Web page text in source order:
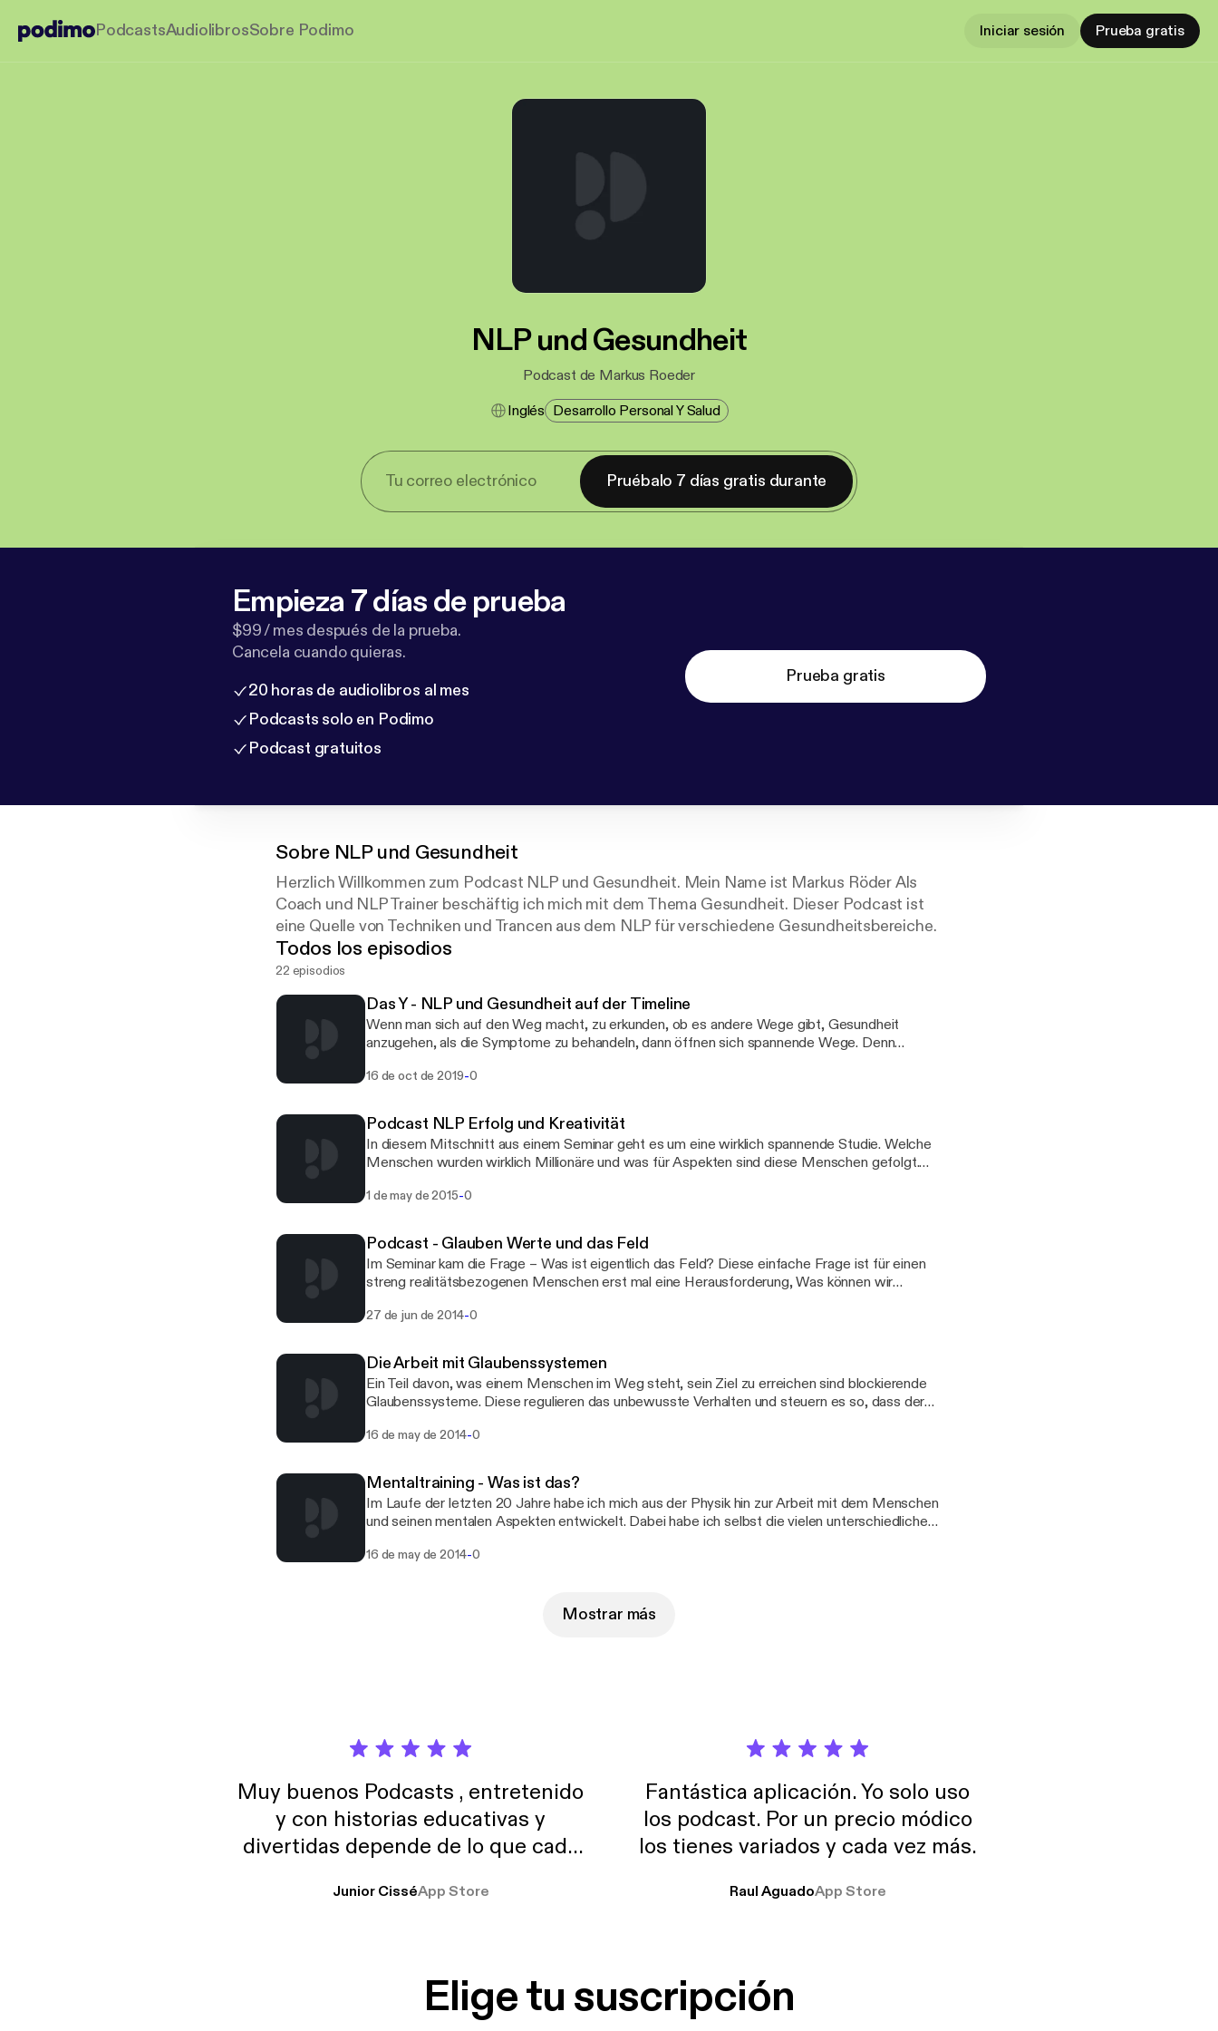
PodcastsAudiolibrosSobre Podimo Iniciar sesión Prueba gratis
NLP und Gesundheit
Podcast de Markus Roeder
Inglés Desarrollo Personal Y Salud
Pruébalo 7 días gratis durante
Empieza 7 días de prueba
$99 / mes después de la prueba.
Cancela cuando quieras.
20 horas de audiolibros al mes
Podcasts solo en Podimo
Podcast gratuitos
Prueba gratis
Sobre NLP und Gesundheit
Herzlich Willkommen zum Podcast NLP und Gesundheit. Mein Name ist Markus Röder Als
Coach und NLP Trainer beschäftig ich mich mit dem Thema Gesundheit. Dieser Podcast ist
eine Quelle von Techniken und Trancen aus dem NLP für verschiedene Gesundheitsbereiche.
Todos los episodios
22 episodios
Das Y - NLP und Gesundheit auf der Timeline
Wenn man sich auf den Weg macht, zu erkunden, ob es andere Wege gibt, Gesundheit
anzugehen, als die Symptome zu behandeln, dann öffnen sich spannende Wege. Denn
Ereignisse und Glaubensmuster, bis hin zu systemischen transgenerationalen Themen. Mit
die Gesundheit treffen
16 de oct de 2019-0
Podcast NLP Erfolg und Kreativität
In diesem Mitschnitt aus einem Seminar geht es um eine wirklich spannende Studie. Welche
Menschen wurden wirklich Millionäre und was für Aspekten sind diese Menschen gefolgt.
... aber das hörst Du im Podcast
1 de may de 2015-0
Podcast - Glauben Werte und das Feld
Im Seminar kam die Frage – Was ist eigentlich das Feld? Diese einfache Frage ist für einen
streng realitätsbezogenen Menschen erst mal eine Herausforderung, Was können wir
Aspekte dessen, was der Newtonschen Lehre widerspricht. Wie können 2 Photonen
Wirkungs – Kausalität spricht. In diesem Live Mitschnitt geht es um diese spannenden
Aspekte aus der Sicht der Physik und des Yoga – Viel Spaß beim hören.
27 de jun de 2014-0
Die Arbeit mit Glaubenssystemen
Ein Teil davon, was einem Menschen im Weg steht, sein Ziel zu erreichen sind blockierende
Glaubenssysteme. Diese regulieren das unbewusste Verhalten und steuern es so, dass der
folgenden Mitschnitt eines Seminars erklärt Markus Röder Aspekte des Glaubens und wieso
16 de may de 2014-0
Mentaltraining - Was ist das?
Im Laufe der letzten 20 Jahre habe ich mich aus der Physik hin zur Arbeit mit dem Menschen
und seinen mentalen Aspekten entwickelt. Dabei habe ich selbst die vielen unterschiedlichen
aufgenommen während einer Veranstaltung in Bergisch-Gladbach, ist ein wunderschöner
16 de may de 2014-0
Mostrar más
Muy buenos Podcasts , entretenido
y con historias educativas y
divertidas depende de lo que cada
trabajo ya que estoy muchas horas
Junior CisséApp Store
Fantástica aplicación. Yo solo uso
los podcast. Por un precio módico
los tienes variados y cada vez más.
Raul AguadoApp Store
Elige tu suscripción